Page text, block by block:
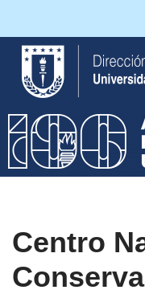
Saltar
contenido
Centro